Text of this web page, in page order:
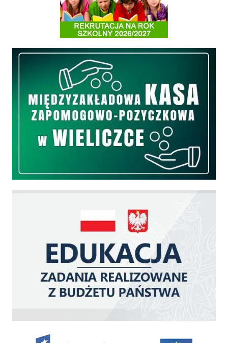
Międzyzakładowa Kasa Zapomogowo - Pożyczkowa
Zakup fabrycznie nowego, średniego samochodu ratowniczo-gaśniczego z